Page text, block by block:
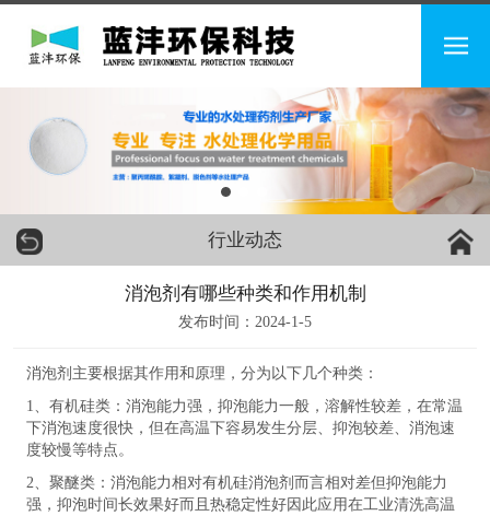
行业动态
消泡剂有哪些种类和作用机制
发布时间：2024-1-5
消泡剂主要根据其作用和原理，分为以下几个种类：
1、有机硅类：消泡能力强，抑泡能力一般，溶解性较差，在常温
下消泡速度很快，但在高温下容易发生分层、抑泡较差、消泡速
度较慢等特点。
2、聚醚类：消泡能力相对有机硅消泡剂而言相对差但抑泡能力
强，抑泡时间长效果好而且热稳定性好因此应用在工业清洗高温